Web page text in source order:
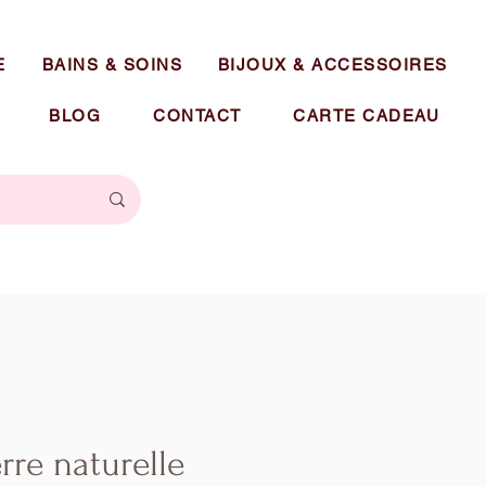
BIJOUX & ACCESSOIRES
BAINS & SOINS
CARTE CADEAU
CONTACT
BLOG
naturelle